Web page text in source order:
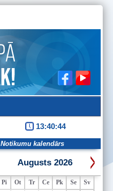
13:40:44
Notikumu kalendārs
Augusts 2026
Pi Ot Tr Ce Pk Se
Sv